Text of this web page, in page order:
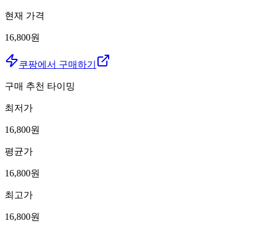
현재 가격
16,800원
쿠팡에서 구매하기
구매 추천 타이밍
최저가
16,800원
평균가
16,800원
최고가
16,800원